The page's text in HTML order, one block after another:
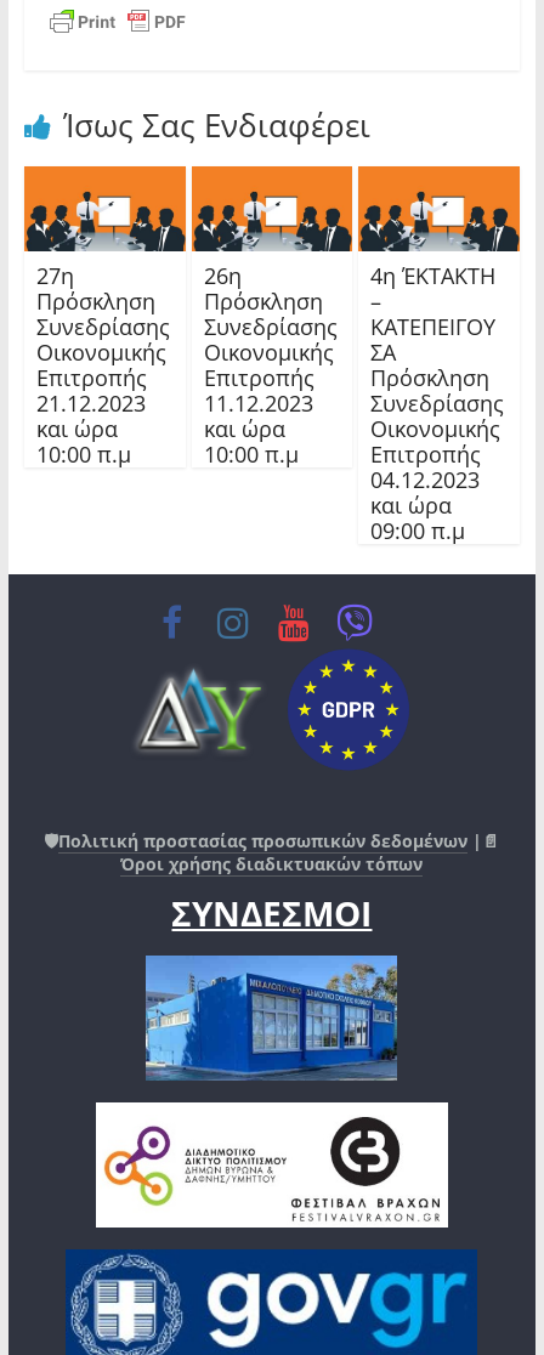
Ίσως Σας Ενδιαφέρει
27η
Πρόσκληση
Συνεδρίασης
Οικονομικής
Επιτροπής
21.12.2023
και ώρα
10:00 π.μ
26η
Πρόσκληση
Συνεδρίασης
Οικονομικής
Επιτροπής
11.12.2023
και ώρα
10:00 π.μ
4η ΈΚΤΑΚΤΗ
–
ΚΑΤΕΠΕΙΓΟΥ
ΣΑ
Πρόσκληση
Συνεδρίασης
Οικονομικής
Επιτροπής
04.12.2023
και ώρα
09:00 π.μ
🛡️Πολιτική προστασίας προσωπικών δεδομένων |📄
Όροι χρήσης διαδικτυακών τόπων
ΣΥΝΔΕΣΜΟΙ